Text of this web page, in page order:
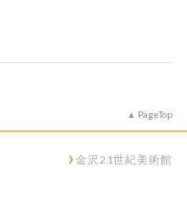
PageTop
金沢21世紀美術館